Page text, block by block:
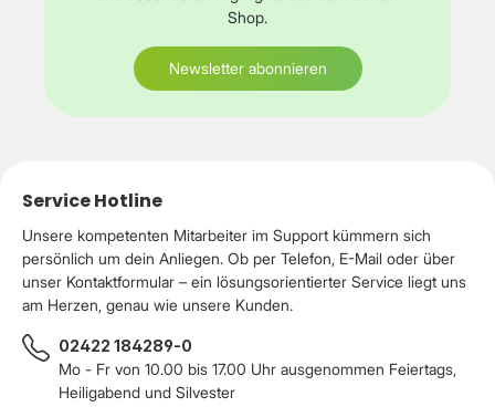
Shop.
Newsletter abonnieren
Service Hotline
Unsere kompetenten Mitarbeiter im Support kümmern sich
persönlich um dein Anliegen. Ob per Telefon, E-Mail oder über
unser Kontaktformular – ein lösungsorientierter Service liegt uns
am Herzen, genau wie unsere Kunden.
02422 184289-0
Mo - Fr von 10.00 bis 17.00 Uhr ausgenommen Feiertags,
Heiligabend und Silvester